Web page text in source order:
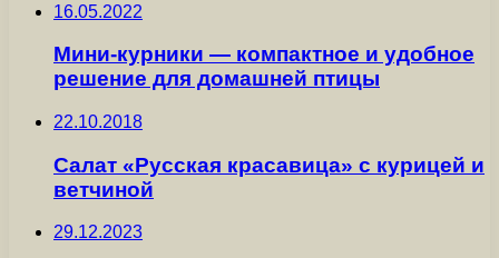
16.05.2022
Мини-курники — компактное и удобное
решение для домашней птицы
22.10.2018
Салат «Русская красавица» с курицей и
ветчиной
29.12.2023